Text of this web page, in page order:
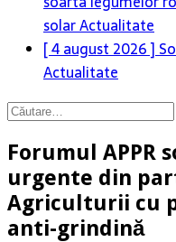
solarActualitate
[ 4 august 2026 ]
Actualitate
Caută
Forumul APPR
urgente din
Agriculturii cu
anti-grindină